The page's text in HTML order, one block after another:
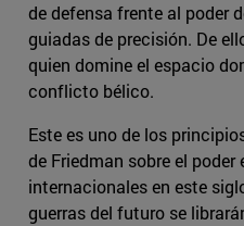
de defensa frente al poder
guiadas de precisión. De
quien domine el espacio
conflicto bélico.
Este es uno de los
de Friedman sobre el poder
internacionales en este
guerras del futuro se